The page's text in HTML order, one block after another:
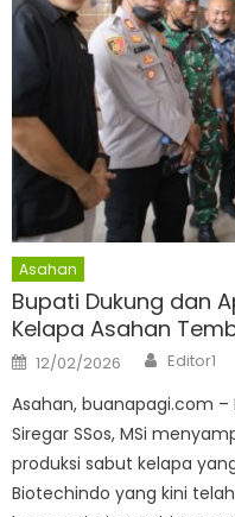
Asahan
Bupati Dukung dan
Kelapa Asahan
Posted
on
12/02/2026 Author
Editor1
Asahan, buanapagi.com –
Siregar SSos, MSi
produksi sabut kelapa
Biotechindo yang kini